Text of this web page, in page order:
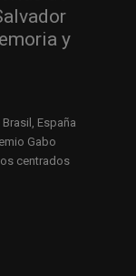
y
España
Gabo
centrados